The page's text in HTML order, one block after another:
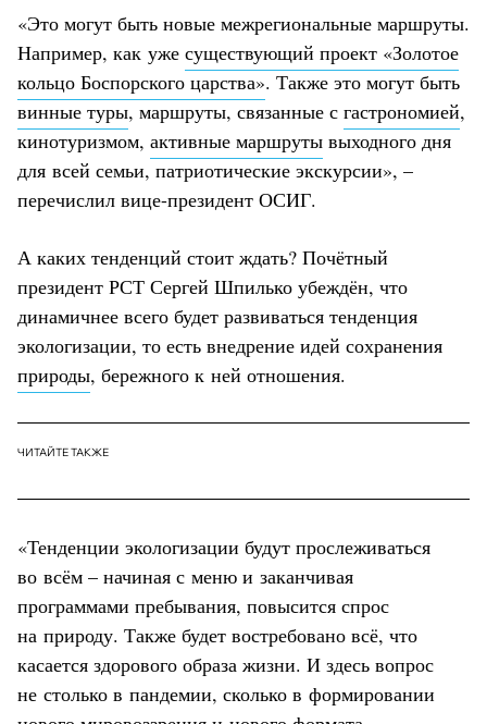
«Это могут быть новые межрегиональные маршруты.
Например, как уже существующий проект «Золотое
кольцо Боспорского царства». Также это могут быть
винные туры, маршруты, связанные с гастрономией,
кинотуризмом, активные маршруты выходного дня
для всей семьи, патриотические экскурсии», –
перечислил вице-президент ОСИГ.
А каких тенденций стоит ждать? Почётный
президент РСТ Сергей Шпилько убеждён, что
динамичнее всего будет развиваться тенденция
экологизации, то есть внедрение идей сохранения
природы, бережного к ней отношения.
ЧИТАЙТЕ ТАКЖЕ
«Тенденции экологизации будут прослеживаться
во всём – начиная с меню и заканчивая
программами пребывания, повысится спрос
на природу. Также будет востребовано всё, что
касается здорового образа жизни. И здесь вопрос
не столько в пандемии, сколько в формировании